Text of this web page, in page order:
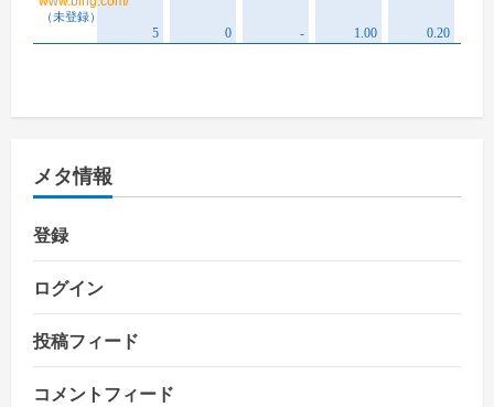
メタ情報
登録
ログイン
投稿フィード
コメントフィード